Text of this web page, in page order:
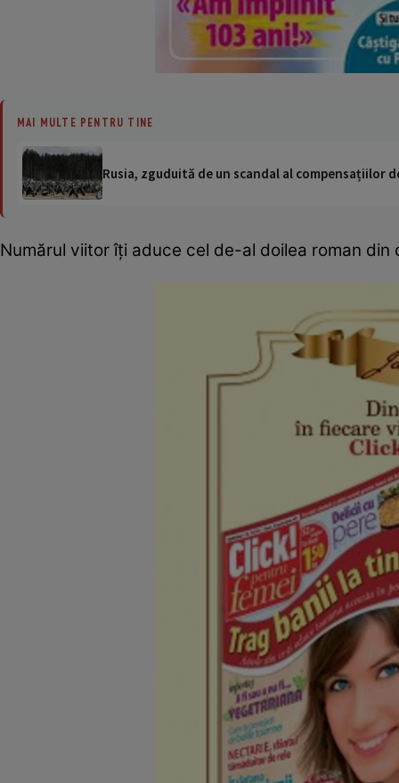
MAI MULTE PENTRU TINE
Rusia, zguduită de un scandal al
Numărul viitor îţi aduce cel de-al doilea roman din